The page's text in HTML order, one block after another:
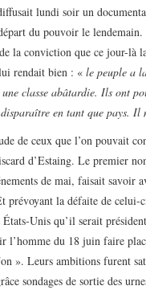
lundi soir un
du pouvoir le lendemain.
la conviction que ce jour-là
rendait bien : « le peuple a
une classe abâtardie. Ils ont
en tant que pays. Il
de ceux que l’on pouvait
d’Estaing. Le premier
de mai, faisait savoir
prévoyant la défaite de
États-Unis qu’il serait
l’homme du 18 juin faire
». Leurs ambitions furent
sondages de sortie des